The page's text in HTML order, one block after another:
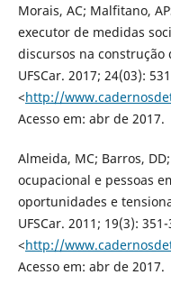
Morais, AC; Malfitano,
executor de medidas
discursos na construção
UFSCar. 2017; 24(03):
<http://
Acesso em: abr de 2017.
Almeida, MC; Barros,
ocupacional e pessoas
oportunidades e
UFSCar. 2011; 19(3):
<http://
Acesso em: abr de 2017.